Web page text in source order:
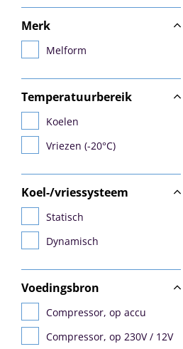
Merk
Melform
Temperatuurbereik
Koelen
Vriezen (-20°C)
Koel-/vriessysteem
Statisch
Dynamisch
Voedingsbron
Compressor, op accu
Compressor, op 230V / 12V